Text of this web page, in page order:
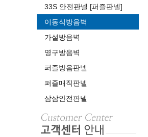
33S 안전판넬 [퍼즐판넬]
이동식방음벽
가설방음벽
영구방음벽
퍼즐방음판넬
퍼즐매직판넬
삼삼안전판넬